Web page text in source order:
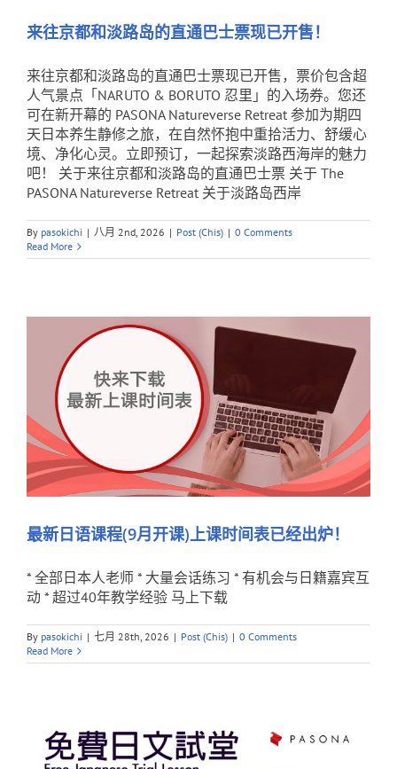
来往京都和淡路岛的直通巴士票现已开售！
来往京都和淡路岛的直通巴士票现已开售，票价包含超
人气景点「NARUTO & BORUTO 忍里」的入场券。您还
可在新开幕的 PASONA Natureverse Retreat 参加为期四
天日本养生静修之旅，在自然怀抱中重拾活力、舒缓心
境、净化心灵。立即预订，一起探索淡路西海岸的魅力
吧！ 关于来往京都和淡路岛的直通巴士票 关于 The
PASONA Natureverse Retreat 关于淡路岛西岸
By pasokichi | 八月 2nd, 2026 | Post (Chis) | 0 Comments
Read More
最新日语课程(9月开课)上课时间表已经出炉！
* 全部日本人老师 * 大量会话练习 * 有机会与日籍嘉宾互
动 * 超过40年教学经验 马上下载
By pasokichi | 七月 28th, 2026 | Post (Chis) | 0 Comments
Read More